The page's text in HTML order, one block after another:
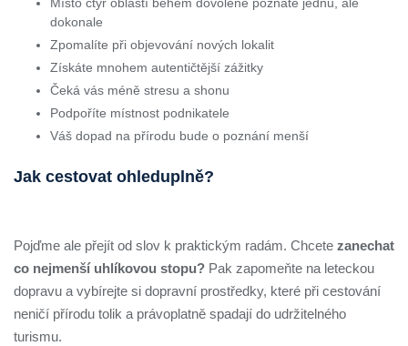
dokonale
Zpomalíte při objevování nových lokalit
Získáte mnohem autentičtější zážitky
Čeká vás méně stresu a shonu
Podpoříte místnost podnikatele
Váš dopad na přírodu bude o poznání menší
Jak cestovat ohleduplně?
Pojďme ale přejít od slov k praktickým radám. Chcete zanechat
co nejmenší uhlíkovou stopu? Pak zapomeňte na leteckou
dopravu a vybírejte si dopravní prostředky, které při cestování
neničí přírodu tolik a právoplatně spadají do udržitelného
turismu.